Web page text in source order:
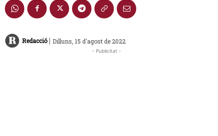
Redacció | Dilluns, 15 d'agost de 2022
- Publicitat -